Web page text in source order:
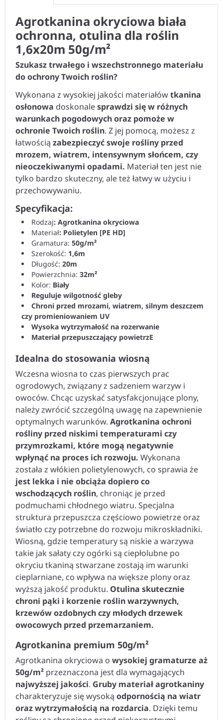
Agrotkanina okryciowa biała
ochronna, otulina dla roślin
1,6x20m 50g/m²
Szukasz trwałego i wszechstronnego materiału
do ochrony Twoich roślin?
Wykonana z wysokiej jakości materiałówtkanina
osłonowa doskonalesprawdzi się w różnych
warunkach pogodowych oraz pomoże w
ochronie Twoich roślin. Z jej pomocą, możesz z
łatwością zabezpieczyć swoje rośliny przed
mrozem, wiatrem, intensywnym słońcem, czy
nieoczekiwanymi opadami. Materiał ten jest nie
tylko bardzo skuteczny, ale też łatwy w użyciu i
przechowywaniu.
Specyfikacja:
Rodzaj: Agrotkanina okryciowa
Materiał: Polietylen [PE HD]
Gramatura: 50g/m²
Szerokość: 1,6m
Długość: 20m
Powierzchnia: 32m²
Kolor: Biały
Reguluje wilgotność gleby
Chroni przed mrozami, wiatrem, silnym deszczem
czy promieniowaniem UV
Wysoka wytrzymałość na rozerwanie
Materiał przepuszczający powietrzE
Idealna do stosowania wiosną
Wczesna wiosna to czas pierwszych prac
ogrodowych, związany z sadzeniem warzyw i
owoców. Chcąc uzyskać satysfakcjonujące plony,
należy zwrócić szczególną uwagę na zapewnienie
optymalnych warunków. Agrotkanina ochroni
rośliny przed niskimi temperaturami czy
przymrozkami, które mogą negatywnie
wpłynąć na proces ich rozwoju. Wykonana
została z włókien polietylenowych, co sprawia że
jest lekka i nie obciąża dopiero co
wschodzących roślin, chroniąc je przed
podmuchami chłodnego wiatru. Specjalna
struktura przepuszcza częściowo powietrze oraz
światło czy potrzebne do rozwoju mikroskładniki.
Wiosną, gdzie temperatury są niskie a warzywa
takie jak sałaty czy ogórki są ciepłolubne po
okryciu tkaniną stwarzane zostają im warunki
cieplarniane, co wpływa na większe plony oraz
wyższą jakość produktu. Otulina skutecznie
chroni pąki i korzenie roślin warzywnych,
krzewów ozdobnych czy młodych drzewek
owocowych przed przemarzaniem.
Agrotkanina premium 50g/m²
Agrotkanina okryciowa o wysokiej gramaturze aż
50g/m² przeznaczona jest dla wymagających
najwyższej jakości. Gruby materiał agrotkaniny
charakteryzuje się wysoką odpornością na wiatr
oraz wytrzymałością na rozdarcia. Dzięki temu